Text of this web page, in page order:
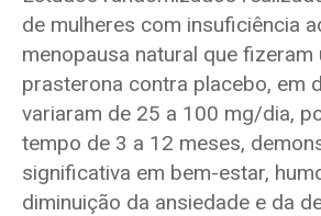
de mulheres com insuficiência
menopausa natural que fizeram
prasterona contra placebo, em
variaram de 25 a 100 mg/dia,
tempo de 3 a 12 meses,
significativa em bem-estar,
diminuição da ansiedade e da